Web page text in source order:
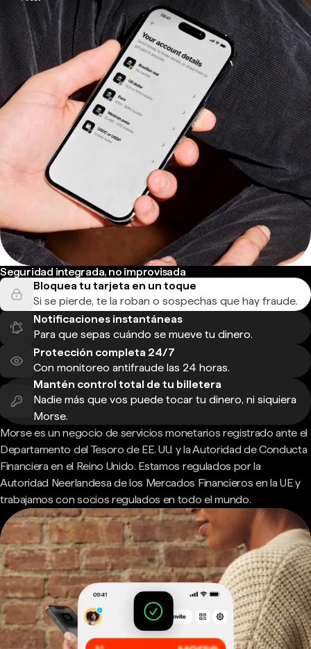
Seguridad integrada, no improvisada
Bloquea tu tarjeta en un toque
Si se pierde, te la roban o sospechas que hay fraude.
Notificaciones instantáneas
Para que sepas cuándo se mueve tu dinero.
Protección completa 24/7
Con monitoreo antifraude las 24 horas.
Mantén control total de tu billetera
Nadie más que vos puede tocar tu dinero, ni siquiera
Morse.
Morse es un negocio de servicios monetarios registrado ante el
Departamento del Tesoro de EE. UU. y la Autoridad de Conducta
Financiera en el Reino Unido. Estamos regulados por la
Autoridad Neerlandesa de los Mercados Financieros en la UE y
trabajamos con socios regulados en todo el mundo.